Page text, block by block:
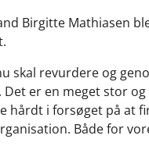
Birgitte Mathiasen
skal revurdere og
er en meget stor
hårdt i forsøget på at
Både for